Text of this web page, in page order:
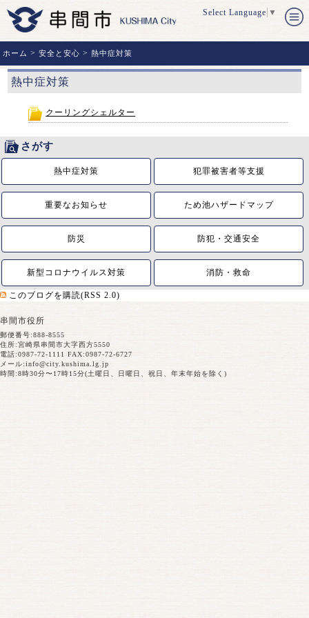
Select Language ▼
ホーム >安全と安心 >熱中症対策
熱中症対策
クーリングシェルター
さがす
熱中症対策 犯罪被害者等支援
重要なお知らせ ため池ハザードマップ
防災 防犯・交通安全
新型コロナウイルス対策 消防・救命
このブログを購読(RSS 2.0)
串間市役所
郵便番号:888-8555
住所:宮崎県串間市大字西方5550
電話:0987-72-1111 FAX:0987-72-6727
メール:info@city.kushima.lg.jp
時間:8時30分〜17時15分(土曜日、日曜日、祝日、年末年始を除く)